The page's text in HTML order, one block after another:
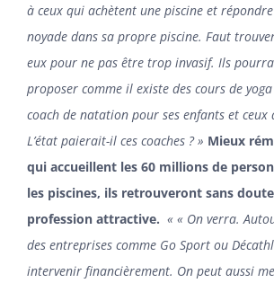
à ceux qui achètent une piscine et
noyade dans sa propre piscine. Faut
eux pour ne pas être trop invasif. Ils
proposer comme il existe des cours de
coach de natation pour ses enfants et ceux
L’état paierait-il ces coaches ? » Mieux
qui accueillent les 60 millions de
les piscines, ils retrouveront sans
profession attractive. « « On verra.
des entreprises comme Go Sport ou
intervenir financièrement. On peut aussi